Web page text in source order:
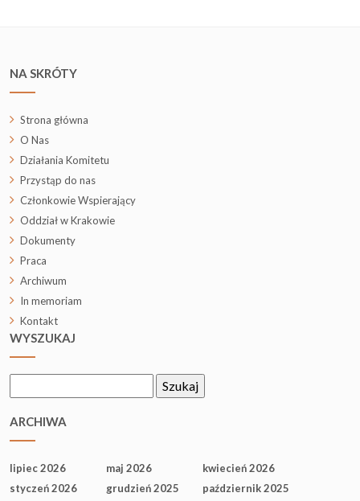
NA SKRÓTY
Strona główna
O Nas
Działania Komitetu
Przystąp do nas
Członkowie Wspierający
Oddział w Krakowie
Dokumenty
Praca
Archiwum
In memoriam
Kontakt
WYSZUKAJ
ARCHIWA
lipiec 2026 maj 2026
kwiecień 2026
styczeń 2026
grudzień 2025
październik 2025